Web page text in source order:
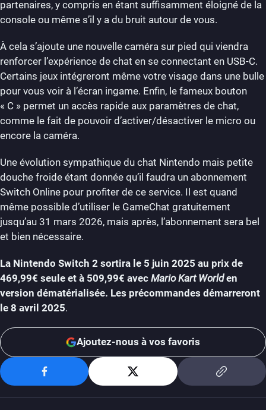
partenaires, y compris en étant suffisamment éloigné de la
console ou même s’il y a du bruit autour de vous.
À cela s’ajoute une nouvelle caméra sur pied qui viendra
renforcer l’expérience de chat en se connectant en USB-C.
Certains jeux intégreront même votre visage dans une bulle
pour vous voir à l’écran ingame. Enfin, le fameux bouton
« C » permet un accès rapide aux paramètres de chat,
comme le fait de pouvoir d’activer/désactiver le micro ou
encore la caméra.
Une évolution sympathique du chat Nintendo mais petite
douche froide étant donnée qu’il faudra un abonnement
Switch Online pour profiter de ce service. Il est quand
même possible d’utiliser le GameChat gratuitement
jusqu’au 31 mars 2026, mais après, l’abonnement sera bel
et bien nécessaire.
La Nintendo Switch 2 sortira le 5 juin 2025 au prix de
469,99€ seule et à 509,99€ avec Mario Kart Worlden
version dématérialisée. Les précommandes démarreront
le 8 avril 2025.
Ajoutez-nous à vos favoris